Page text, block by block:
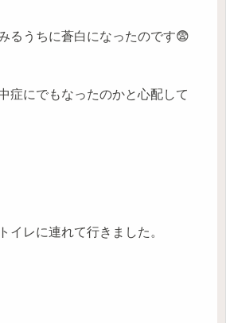
るうちに蒼白になったのです😨
症にでもなったのかと心配して
イレに連れて行きました。